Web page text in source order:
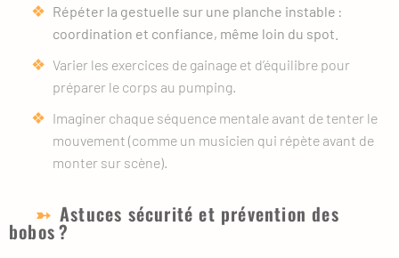
Répéter la gestuelle sur une planche instable :
coordination et confiance, même loin du spot.
Varier les exercices de gainage et d’équilibre pour
préparer le corps au pumping.
Imaginer chaque séquence mentale avant de tenter le
mouvement (comme un musicien qui répète avant de
monter sur scène).
Astuces sécurité et prévention des
bobos ?